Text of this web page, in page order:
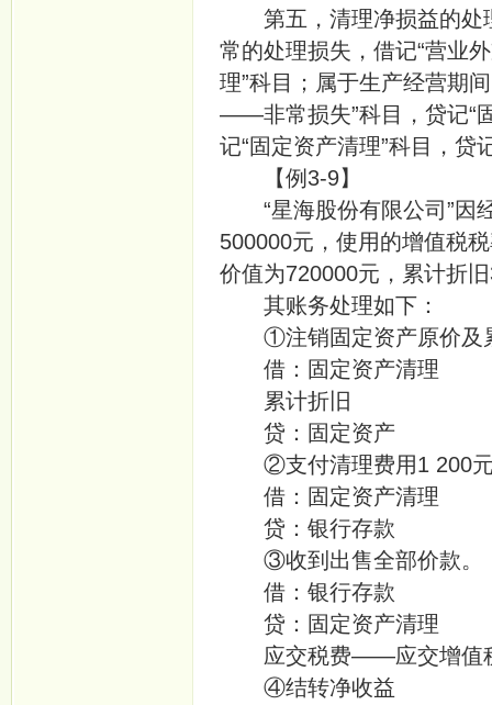
第五，清理净损益的处
常的处理损失，借记“营业
理”科目；属于生产经营期
——非常损失”科目，贷记“
记“固定资产清理”科目，贷
【例3-9】
“星海股份有限公司”因
500000元，使用的增值税
价值为720000元，累计折
其账务处理如下：
①注销固定资产原价及
借：固定资
累计折
贷：固定
②支付清理费用1 200
借：固定资
贷：银行
③收到出售全部价款。
借：银行
贷：固定资
应交税费——应交增
④结转净收益